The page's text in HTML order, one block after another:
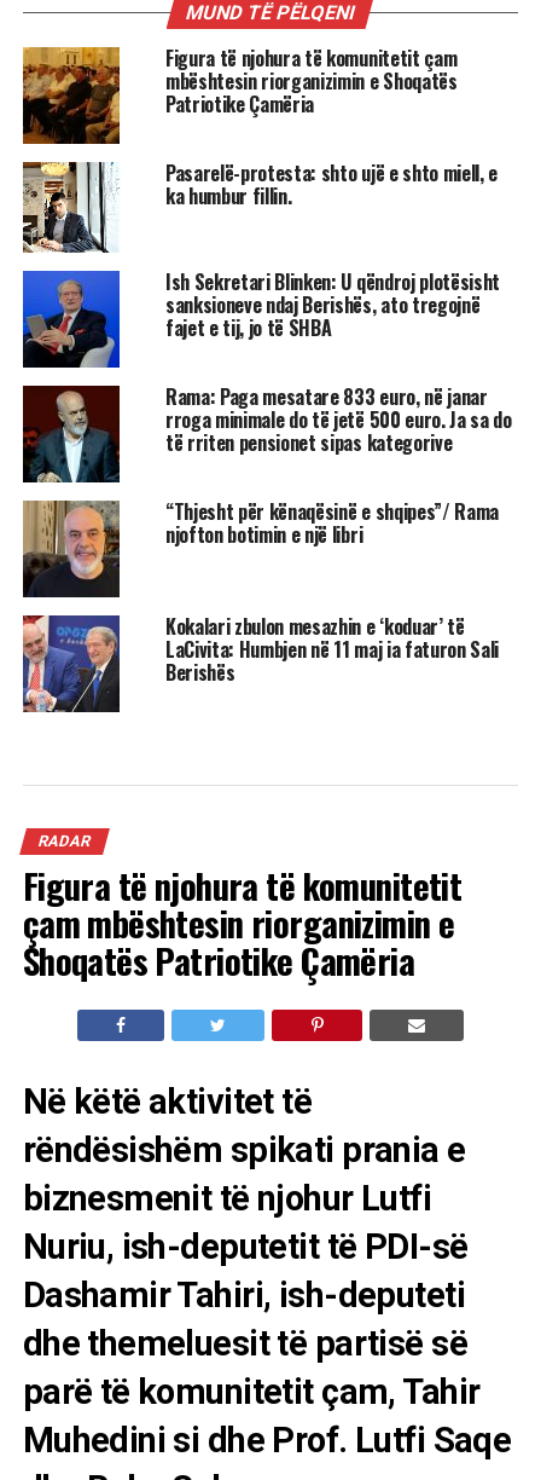
MUND TË PËLQENI
Figura të njohura të komunitetit çam
mbështesin riorganizimin e Shoqatës
Patriotike Çamëria
Pasarelë-protesta: shto ujë e shto miell, e
ka humbur fillin.
Ish Sekretari Blinken: U qëndroj plotësisht
sanksioneve ndaj Berishës, ato tregojnë
fajet e tij, jo të SHBA
Rama: Paga mesatare 833 euro, në janar
rroga minimale do të jetë 500 euro. Ja sa do
të rriten pensionet sipas kategorive
“Thjesht për kënaqësinë e shqipes”/ Rama
njofton botimin e një libri
Kokalari zbulon mesazhin e ‘koduar’ të
LaCivita: Humbjen në 11 maj ia faturon Sali
Berishës
RADAR
Figura të njohura të komunitetit
çam mbështesin riorganizimin e
Shoqatës Patriotike Çamëria
Në këtë aktivitet të
rëndësishëm spikati prania e
biznesmenit të njohur Lutfi
Nuriu, ish-deputetit të PDI-së
Dashamir Tahiri, ish-deputeti
dhe themeluesit të partisë së
parë të komunitetit çam, Tahir
Muhedini si dhe Prof. Lutfi Saqe